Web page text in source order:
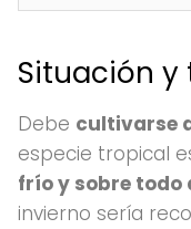
Situación
Debe cultivarse
especie tropical
frío y sobre todo
invierno sería